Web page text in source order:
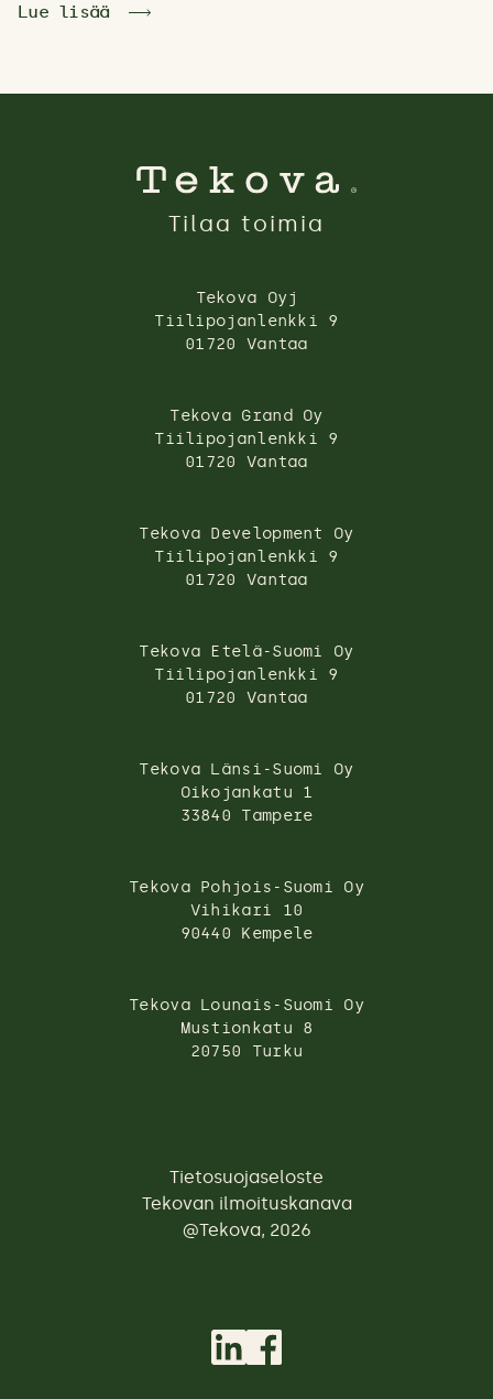
Lue lisää
Tilaa toimia
Tekova Oyj
Tiilipojanlenkki 9
01720 Vantaa
Tekova Grand Oy
Tiilipojanlenkki 9
01720 Vantaa
Tekova Development Oy
Tiilipojanlenkki 9
01720 Vantaa
Tekova Etelä-Suomi Oy
Tiilipojanlenkki 9
01720 Vantaa
Tekova Länsi-Suomi Oy
Oikojankatu 1
33840 Tampere
Tekova Pohjois-Suomi Oy
Vihikari 10
90440 Kempele
Tekova Lounais-Suomi Oy
Mustionkatu 8
20750 Turku
Tietosuojaseloste
Tekovan ilmoituskanava
@Tekova, 2026